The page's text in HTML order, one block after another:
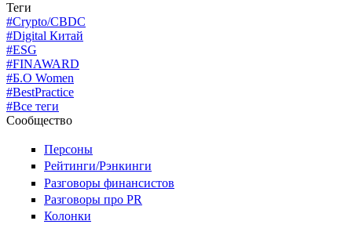
Теги
#Crypto/CBDC
#Digital Китай
#ESG
#FINAWARD
#Б.О Women
#BestPractice
#Все теги
Сообщество
Персоны
Рейтинги/Рэнкинги
Разговоры финансистов
Разговоры про PR
Колонки